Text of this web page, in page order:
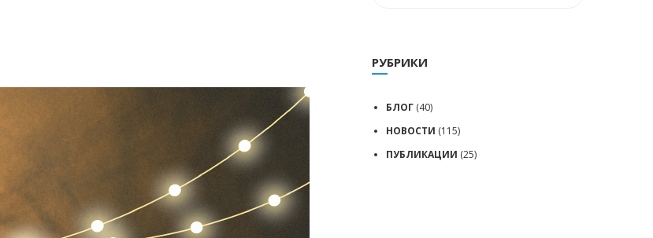
РУБРИКИ
БЛОГ (40)
НОВОСТИ (115)
ПУБЛИКАЦИИ (25)